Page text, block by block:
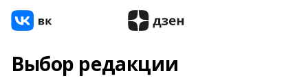
Выбор редакции